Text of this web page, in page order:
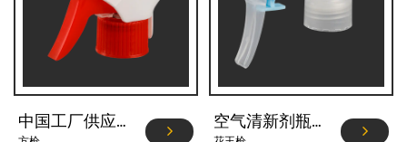
中国工厂供应商塑料扳手雾器 YJ101-B-A2 空气清新剂瓶用泵扳机喷雾器 YJ104-24